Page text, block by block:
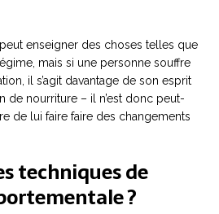
enseigner des choses telles que
mais si une personne souffre
il s’agit davantage de son esprit
de nourriture – il n’est donc peut-
de lui faire faire des changements
techniques de
?